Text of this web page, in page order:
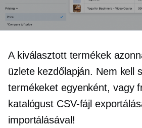
A kiválasztott termékek
üzlete kezdőlapján. Nem kell
termékeket egyenként, vagy
katalógust CSV-fájl
importálásával!